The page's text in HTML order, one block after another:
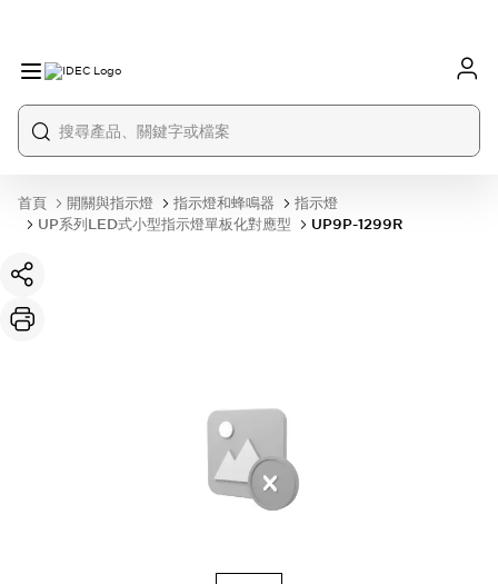
首頁 開關與指示燈 指示燈和蜂鳴器
指示燈
UP系列LED式小型指示燈單板化對應型
UP9P-1299R